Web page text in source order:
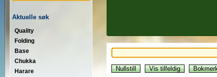
Aktuelle søk
Quality
Folding
Base
Chukka
Harare